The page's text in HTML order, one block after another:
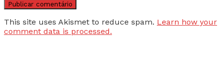
This site uses Akismet to reduce spam. Learn how your
comment data is processed.